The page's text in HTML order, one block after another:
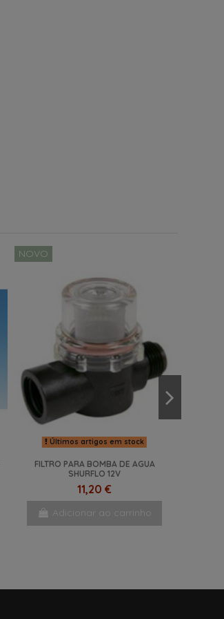
NOVO
Últimos artigos em stock
FILTRO PARA BOMBA DE AGUA
SHURFLO 12V
11,20 €
Adicionar ao carrinho